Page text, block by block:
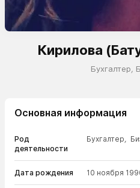
Кирилова
Бухгалтер,
Основная информация
Род
деятельности
Бухгалтер,
Дата рождения 10 ноября